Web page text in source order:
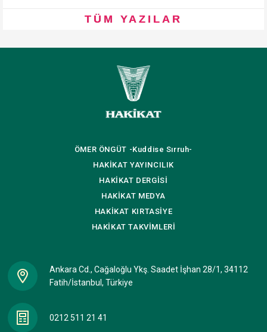
TÜM YAZILAR
ÖMER ÖNGÜT -Kuddise Sırruh-
HAKİKAT YAYINCILIK
HAKİKAT DERGİSİ
HAKİKAT MEDYA
HAKİKAT KIRTASİYE
HAKİKATTAKVİMLERİ
Ankara Cd., Cağaloğlu Ykş. Saadet İşhan 28/1, 34112
Fatih/İstanbul, Türkiye
0212 511 21 41